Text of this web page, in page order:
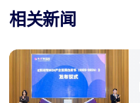
相关新闻